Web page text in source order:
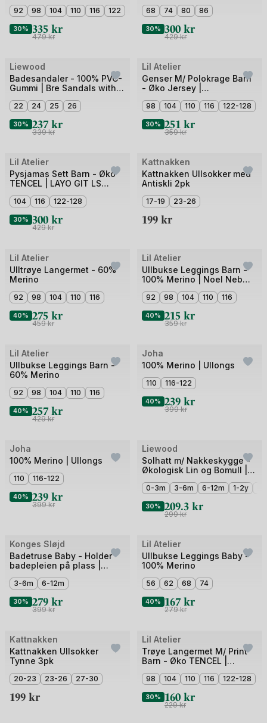
av
4
92 98 104 110 116 122
30% 335 kr
479kr
av68 74 80 86
30% 300 kr
429kr
Outlet
Bilde
av
Liewood
Badesandaler - 100% PVC-
Gummi | Bre Sandals with
22 24 25 26
30% 237 kr
339kr
Outlet
Bilde
av
Lil Atelier
Genser M/ Polokrage Barn
- Øko Jersey |
LOOSE SWEAT LIL
98 104 110 116 122-128
30% 251 kr
359kr
Outlet
Bilde
av
Lil Atelier
Pysjamas Sett Barn - Øko
TENCEL | LAYO GIT LS
104 116 122-128
30% 300 kr
429kr
3 for 2
Bilde
av
Kattnakken
Kattnakken Ullsokker med
Antiskli 2pk
17-19 23-26
199 kr
Outlet
Bilde
av
4
Lil Atelier
Ulltrøye Langermet - 60%
Merino
92 98 104 110 116
40% 275 kr
459kr
Outlet
Bilde
av
4
Lil Atelier
Ullbukse Leggings Barn -
100% Merino | Noel Neb
92 98 104 110 116
40% 215 kr
359kr
Outlet
Bilde
av
Lil Atelier
Ullbukse Leggings Barn -
60% Merino
92 98 104 110 116
40% 257 kr
429kr
Outlet
Bilde
av
Joha
100% Merino | Ullongs
110 116-122
40% 239 kr
399kr
Outlet
Bilde
av
4
Joha
100% Merino | Ullongs
110 116-122
40% 239 kr
399kr
Outlet
Bilde
av
Liewood
Solhatt m/ Nakkeskygge -
Økologisk Lin og Bomull |
0-3m 3-6m 6-12m 1-2y
30% 209.3 kr
299kr
Outlet
Bilde
av
Konges Sløjd
Badetruse Baby - Holder
badepleien på plass |
3-6m 6-12m
30% 279 kr
399kr
Outlet
Bilde
av
Lil Atelier
Ullbukse Leggings Baby -
100% Merino
56 62 68 74
40% 167 kr
279kr
3 for 2
Bilde
av
Kattnakken
Kattnakken Ullsokker
Tynne 3pk
20-23 23-26 27-30
199 kr
Outlet
Bilde
av
Lil Atelier
Trøye Langermet M/ Print
Barn - Øko TENCEL |
NOOS
98 104 110 116 122-128
30% 160 kr
229kr